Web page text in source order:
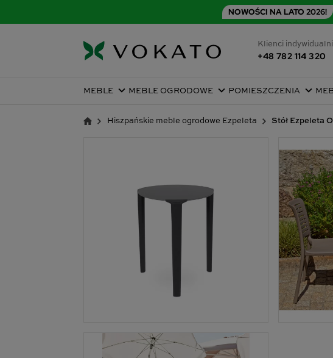
NOWOŚCI NA LATO 2026!
Klienci indywidualni
+48 782 114 320
MEBLE MEBLE OGRODOWE POMIESZCZENIA
Hiszpańskie meble ogrodowe Ezpeleta Stół Ezpeleta